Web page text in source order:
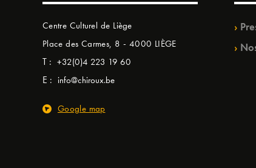
Centre Culturel de Liège
Place des Carmes, 8 - 4000 LIÈGE
T : +32(0)4 223 19 60
E : info@chiroux.be
Google map